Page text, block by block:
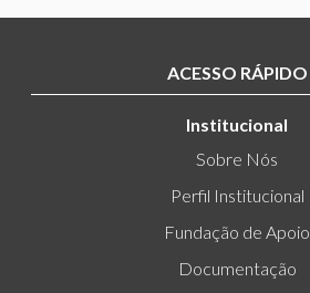
ACESSO RÁPIDO
Institucional
Sobre Nós
Perfil Institucional
Fundação de Apoio
Documentação